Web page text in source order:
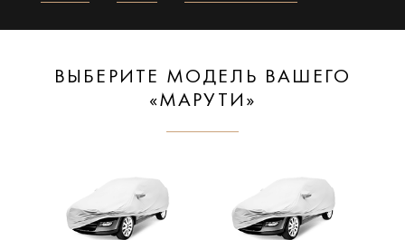
ВЫБЕРИТЕ МОДЕЛЬ ВАШЕГО
«МАРУТИ»